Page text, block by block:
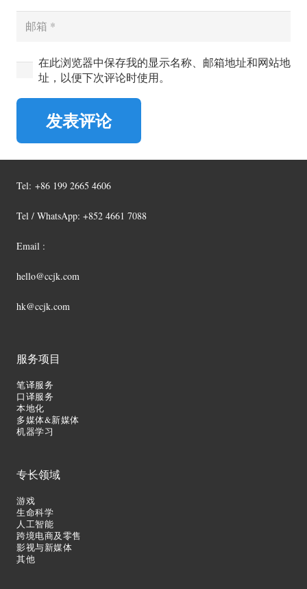
在此浏览器中保存我的显示名称、邮箱地址和网站地
址，以便下次评论时使用。
发表评论
Tel: +86 199 2665 4606
Tel / WhatsApp: +852 4661 7088
Email :
hello@ccjk.com
hk@ccjk.com
服务项目
笔译服务
口译服务
本地化
多媒体&新媒体
机器学习
专长领域
游戏
生命科学
人工智能
跨境电商及零售
影视与新媒体
其他